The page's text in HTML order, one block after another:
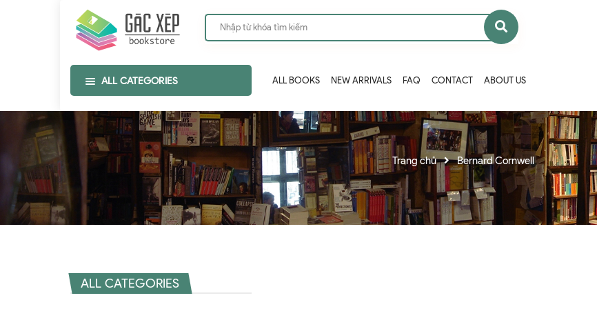
ALL CATEGORIES ALL BOOKS NEW ARRIVALS FAQ CONTACT ABOUT US
Trang chủ Bernard Cornwell
ALL CATEGORIES